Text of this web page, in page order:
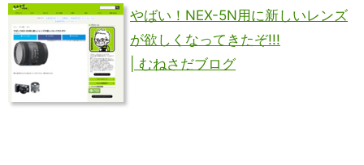
やばい！NEX-5N用に新しいレンズ
が欲しくなってきたぞ!!!
| むねさだブログ